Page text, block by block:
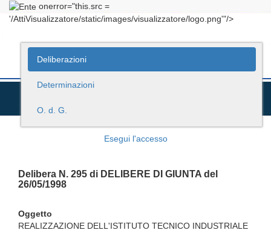
onerror="this.src =
'/AttiVisualizzatore/static/images/visualizzatore/logo.png'"/>
Deliberazioni
Determinazioni
O. d. G.
Esegui l'accesso
Delibera N. 295 di DELIBERE DI GIUNTA del
26/05/1998
Oggetto
REALIZZAZIONE DELL'ISTITUTO TECNICO INDUSTRIALE